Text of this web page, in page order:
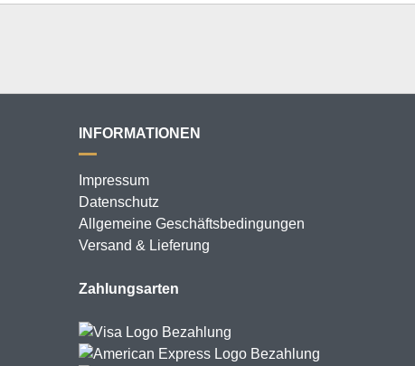
INFORMATIONEN
Impressum
Datenschutz
Allgemeine Geschäftsbedingungen
Versand & Lieferung
Zahlungsarten